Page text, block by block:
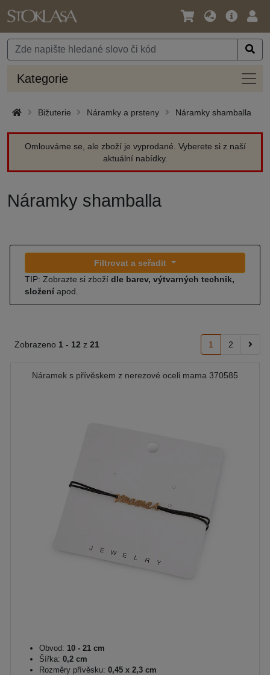
Jazyk
Měna
Hlavní
Kategorie
Bižuterie Náramky a prsteny Náramky shamballa
Omlouváme se, ale zboží je vyprodané. Vyberete si z naší
aktuální nabídky.
Náramky shamballa
Filtrovat a seřadit
TIP: Zobrazte si zboží dle barev, výtvarných technik,
složení apod.
Zobrazeno 1 - 12 z 21 1 2
Náramek s přívěskem z nerezové oceli mama 370585
Obvod: 10 - 21 cm
Šířka: 0,2 cm
Rozměry přívěsku: 0,45 x 2,3 cm